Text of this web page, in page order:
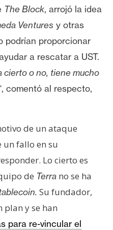
The Block, arrojó la idea
Ventures y otras
podrían proporcionar
a rescatar a UST.
cierto o no, tiene mucho
comentó al respecto,
de un ataque
fallo en su
Lo cierto es
de Terra no se ha
Su fundador,
plan y se han
para re-vincular el